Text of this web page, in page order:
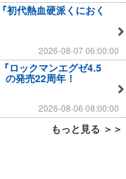
初代熱血硬派くにおく
2026-08-07 06:00:00
ロックマンエグゼ4.5
の発売22周年！
2026-08-06 08:00:00
もっと見る ＞＞